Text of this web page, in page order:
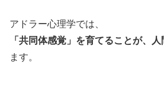
アドラー心理学では、
「共同体感覚」を育てることが、
ます。